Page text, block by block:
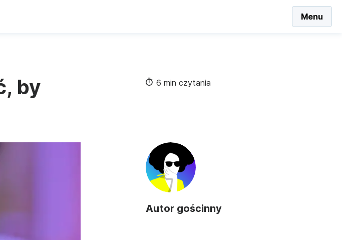
Menu
by
6 min czytania
Autor gościnny